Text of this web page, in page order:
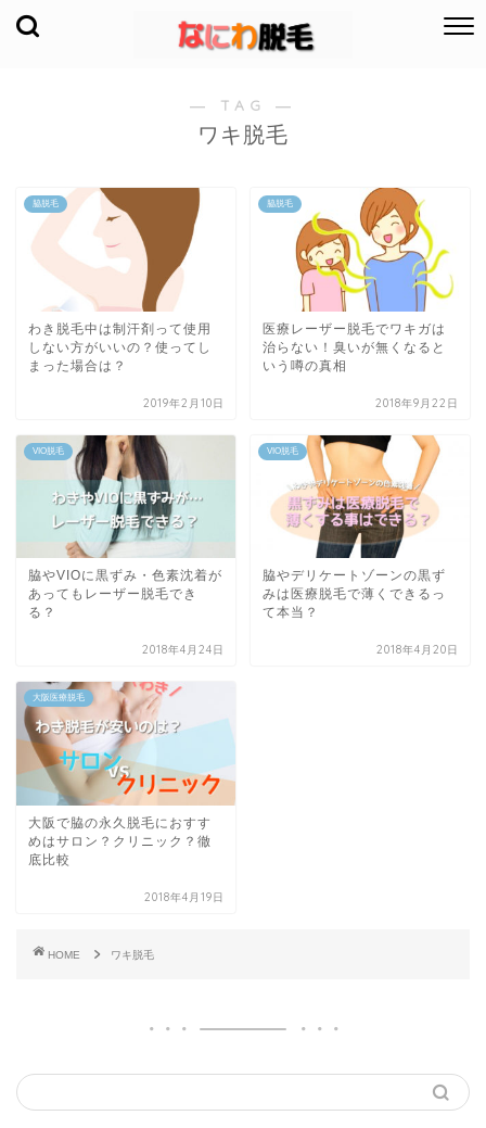
― TAG ―
ワキ脱毛
脇脱毛
わき脱毛中は制汗剤って使用
しない方がいいの？使ってし
まった場合は？
2019年2月10日
脇脱毛
医療レーザー脱毛でワキガは
治らない！臭いが無くなると
いう噂の真相
2018年9月22日
VIO脱毛
脇やVIOに黒ずみ・色素沈着が
あってもレーザー脱毛でき
る？
2018年4月24日
VIO脱毛
脇やデリケートゾーンの黒ず
みは医療脱毛で薄くできるっ
て本当？
2018年4月20日
大阪医療脱毛
大阪で脇の永久脱毛におすす
めはサロン？クリニック？徹
底比較
2018年4月19日
HOME ワキ脱毛